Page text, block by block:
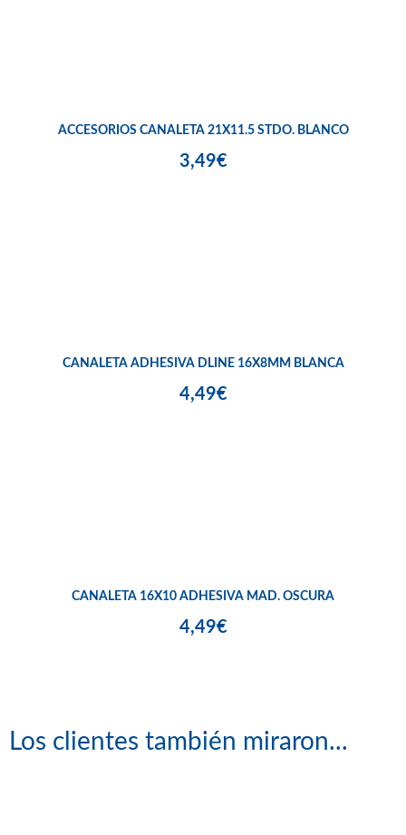
ACCESORIOS CANALETA 21X11.5 STDO. BLANCO
3,49€
CANALETA ADHESIVA DLINE 16X8MM BLANCA
4,49€
CANALETA 16X10 ADHESIVA MAD. OSCURA
4,49€
Los clientes también miraron...